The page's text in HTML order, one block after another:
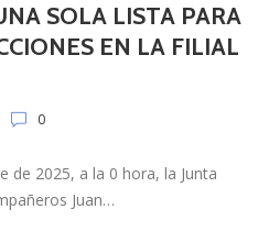
SOLA LISTA PARA
EN LA FILIAL
0
de 2025, a la 0 hora, la Junta
Juan…